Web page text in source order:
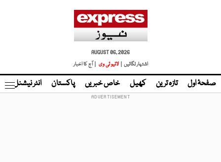
AUGUST 06, 2026
اشتہار لگائیں |
لائیو ٹی وی | آج کا اخبار
صفحۂ اول تازہ ترین کھیل خاص خبریں پاکستان انٹر نیشنل